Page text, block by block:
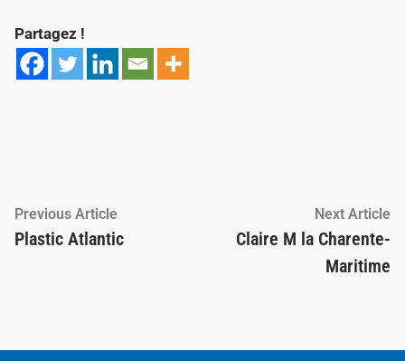
Partagez !
Navigation
de
Previous Article
article:
Plastic Atlantic
Next Article
Claire M la Charente-
Maritime